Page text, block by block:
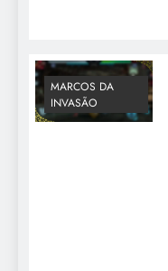
MARCOS DA
INVASÃO